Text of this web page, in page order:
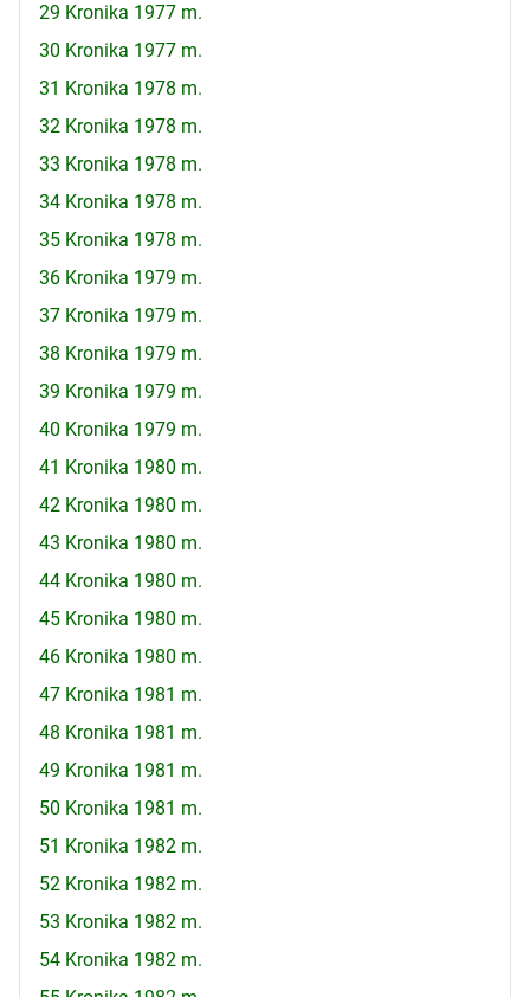
29 Kronika 1977 m.
30 Kronika 1977 m.
31 Kronika 1978 m.
32 Kronika 1978 m.
33 Kronika 1978 m.
34 Kronika 1978 m.
35 Kronika 1978 m.
36 Kronika 1979 m.
37 Kronika 1979 m.
38 Kronika 1979 m.
39 Kronika 1979 m.
40 Kronika 1979 m.
41 Kronika 1980 m.
42 Kronika 1980 m.
43 Kronika 1980 m.
44 Kronika 1980 m.
45 Kronika 1980 m.
46 Kronika 1980 m.
47 Kronika 1981 m.
48 Kronika 1981 m.
49 Kronika 1981 m.
50 Kronika 1981 m.
51 Kronika 1982 m.
52 Kronika 1982 m.
53 Kronika 1982 m.
54 Kronika 1982 m.